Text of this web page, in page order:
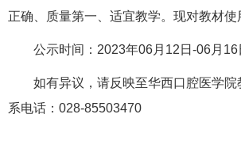
正确、质量第一、适宜教学。现对教材使
公示时间：2023年06月12日-06月16
如有异议，请反映至华西口腔医学院
系电话：028-85503470